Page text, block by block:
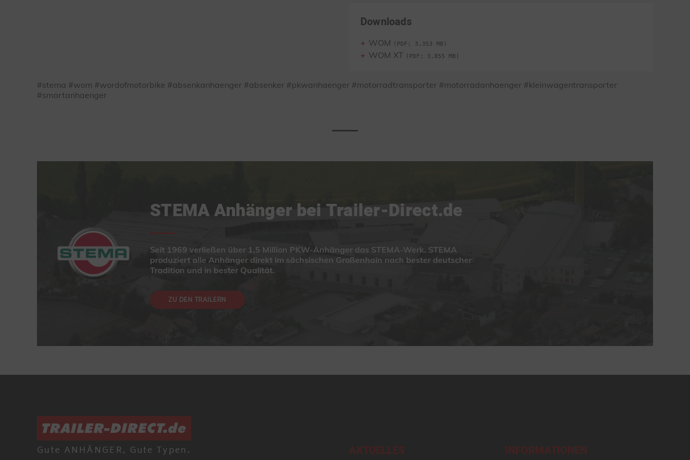
Downloads
WOM (PDF; 3,353 MB)
WOM XT (PDF; 3,855 MB)
#stema #wom #wordofmotorbike #absenkanhaenger #absenker #pkwanhaenger #motorradtransporter #motorradanhaenger #kleinwagentransporter
#smartanhaenger
STEMA Anhänger bei Trailer-Direct.de
Seit 1969 verließen über 1,5 Million PKW-Anhänger das STEMA-Werk. STEMA
produziert alle Anhänger direkt im sächsischen Großenhain nach bester deutscher
Tradition und in bester Qualität.
ZU DEN TRAILERN
Gute ANHÄNGER, Gute Typen. AKTUELLES INFORMATIONEN